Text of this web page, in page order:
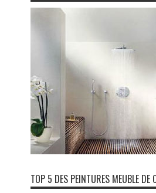
TOP 5 DES PEINTURES MEUBLE DE